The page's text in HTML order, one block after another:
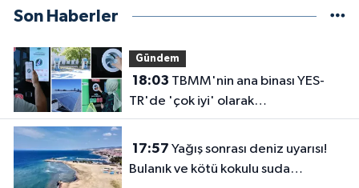
Son Haberler
Gündem
18:03
TR'de 'çok iyi' olarak
sertifikalandırıldı
17:57
Bulanık ve kötü kokulu suda